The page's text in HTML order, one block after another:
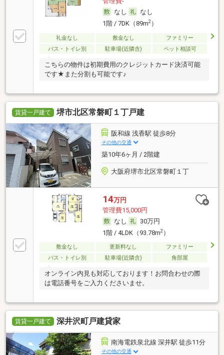
なし
なし
1階 / 7DK（89m2）
礼金なし 敷金なし
ファミリー
バス・トイレ別
駐車場(近隣含) ペット相談可
こちらの物件は初期費用のクレジットカード決済可能
です★また分割も可能です♪
賃貸一戸建て 堺市北区常磐町１丁戸建
阪和線 浅香駅 徒歩8分
その他の交通
築10年6ヶ月 / 2階建
大阪府堺市北区常磐町１丁
14万円
管理費15,000円
なし
30万円
1階 / 4LDK（93.78m2）
敷金なし 更新料なし
ファミリー
バス・トイレ別
駐車場(近隣含) 角部屋
オンライン内見も対応しております！お問合わせの際
は電話番号をご入力くださいませ。
賃貸一戸建て 深井沢町戸建貸家
南海電鉄泉北線 深井駅 徒歩11分
その他の交通